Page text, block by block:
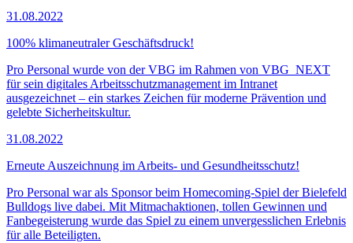
31.08.2022
100% klimaneutraler Geschäftsdruck!
Pro Personal wurde von der VBG im Rahmen von VBG_NEXT
für sein digitales Arbeitsschutzmanagement im Intranet
ausgezeichnet – ein starkes Zeichen für moderne Prävention und
gelebte Sicherheitskultur.
31.08.2022
Erneute Auszeichnung im Arbeits- und Gesundheitsschutz!
Pro Personal war als Sponsor beim Homecoming-Spiel der Bielefeld
Bulldogs live dabei. Mit Mitmachaktionen, tollen Gewinnen und
Fanbegeisterung wurde das Spiel zu einem unvergesslichen Erlebnis
für alle Beteiligten.